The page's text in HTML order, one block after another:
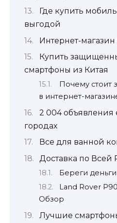
Где купить
выгодой
Интернет-
Купить
смартфоны из Китая
Почему стоит
в интернет-
2 004 объявления
городах
Все для ванной
Доставка по Всей
Береги
Land Rover
Обзор
Лучшие